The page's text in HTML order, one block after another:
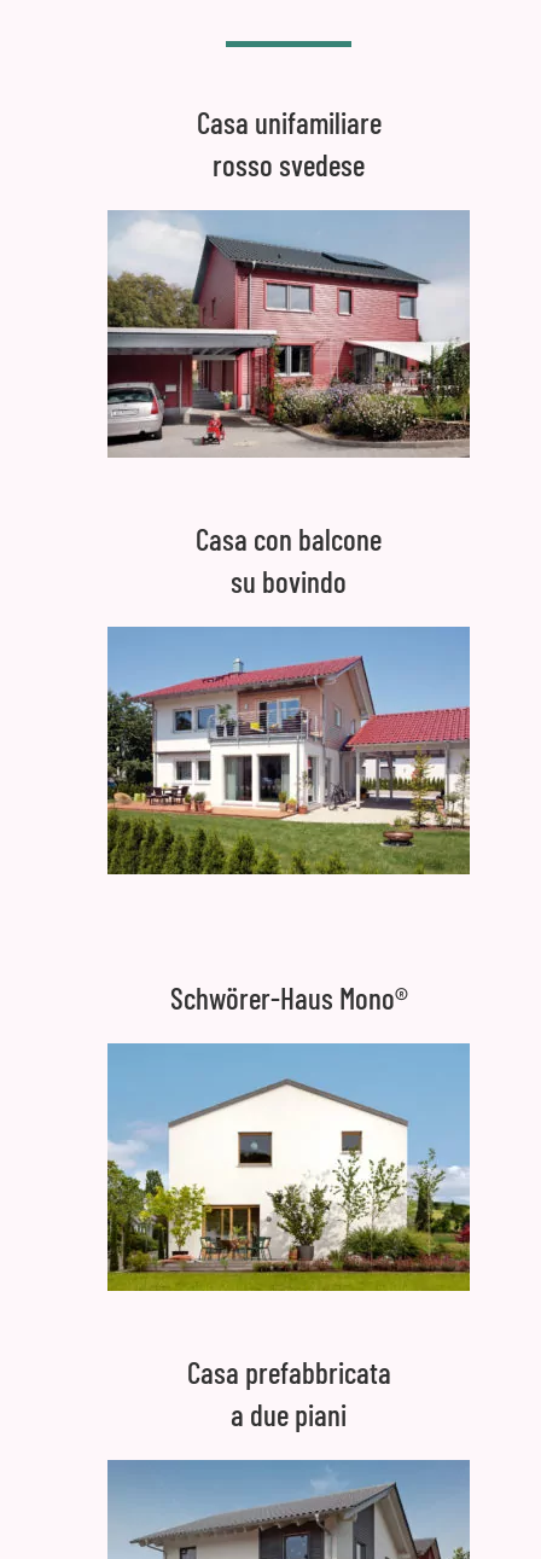
Casa unifamiliare
rosso svedese
Casa con balcone
su bovindo
Schwörer-Haus Mono®
Casa prefabbricata
a due piani